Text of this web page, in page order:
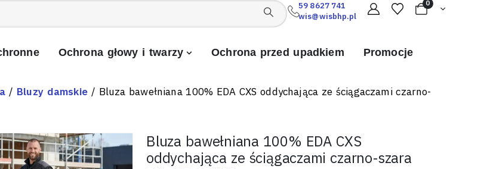
59 8627 741
wis@wisbhp.pl
0
Ochrona głowy i twarzy Ochrona przed upadkiem Promocje
/ Bluzy damskie/ Bluza bawełniana 100% EDA CXS oddychająca ze ściągaczami czarno-
Bluza bawełniana 100% EDA CXS
oddychająca ze ściągaczami czarno-szara